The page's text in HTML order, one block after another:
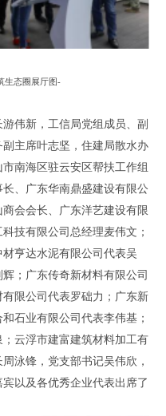
生态圈展厅图-
伟新，工信局党组成员、副
主席叶志坚，住建局散水办
南海区驻云安区帮扶工作组
、广东华南鼎盛建设有限公
会会长、广东洋艺建设有限
技有限公司总经理麦伟文；
亨达水泥有限公司代表吴
；广东传奇新材料有限公司
限公司代表罗础力；广东新
石业有限公司代表李伟基；
云浮市建富建筑材料加工有
周泳锋 ， 党支部书记吴伟欣，
以及各优秀企业代表出席了